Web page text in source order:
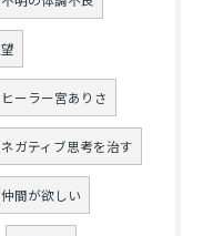
ヒーラー宮ありさ
ネガティブ思考を治す
仲間が欲しい